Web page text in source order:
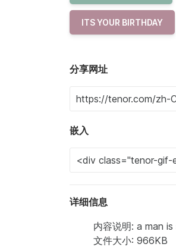
ITS YOUR BIRTHDAY
分享网址
嵌入
详细信息
内容说明: a man
文件大小: 966KB